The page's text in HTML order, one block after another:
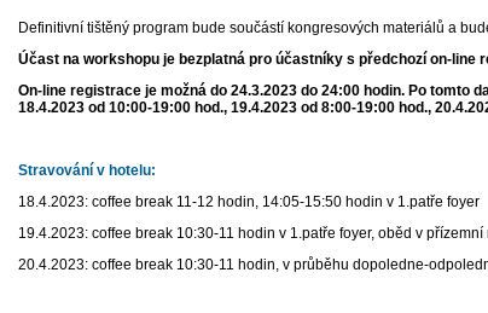
Definitivní tištěný program bude součástí kongresových materiálů a
Účast na workshopu je bezplatná pro účastníky s předchozí on-line
On-line registrace je možná do 24.3.2023 do 24:00 hodin. Po
18.4.2023 od 10:00-19:00 hod., 19.4.2023 od 8:00-19:00 hod.,
Stravování v hotelu:
18.4.2023: coffee break 11-12 hodin, 14:05-15:50 hodin v 1.patře foyer
19.4.2023: coffee break 10:30-11 hodin v 1.patře foyer, oběd v
20.4.2023: coffee break 10:30-11 hodin, v průběhu dopoledne-